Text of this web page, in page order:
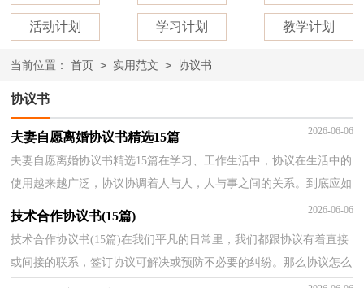
活动计划 学习计划 教学计划
当前位置： 首页 > 实用范文 > 协议书
协议书
夫妻自愿离婚协议书精选15篇 2026-06-06
夫妻自愿离婚协议书精选15篇在学习、工作生活中，协议在生活中的
使用越来越广泛，协议协调着人与人，人与事之间的关系。到底应如
何拟定协议呢？以下是小编整理的夫妻自愿离婚协议书...
技术合作协议书(15篇) 2026-06-06
技术合作协议书(15篇)在我们平凡的日常里，我们都跟协议有着直接
或间接的联系，签订协议可解决或预防不必要的纠纷。那么协议怎么
写才能发挥它最大的作用呢？下面是小编帮大家整理...